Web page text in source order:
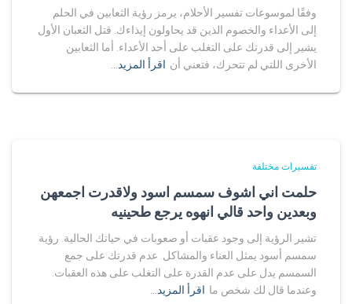
وفقًا لموسوعات تفسير الأحلام، يرمز رؤية الثعابين في الحلم
إلى الأعداء والخصوم الذين قد يحاولون إيذاءك. قتل الثعبان الأول
يشير إلى قدرتك على التغلب على أحد الأعداء. أما الثعابين
الأخرى اللتي لم تتحرك، فتعني أن اقرأ المزيد…
تفسيرات مختلفة
حلمت اني اشوف سمسم اسود ولاقدرت اجمعهن
وبعدين واحد قالي انهوه يرجع طحينيه
تشير الرؤية إلى وجود عقبات أو صعوبات في حياتك الحالية. رؤية
سمسم أسود يمثل العناء والمشاكل. عدم قدرتك على جمع
السمسم يدل على عدم القدرة على التغلب على هذه العقبات.
وعندما قال لك شخص ما اقرأ المزيد…